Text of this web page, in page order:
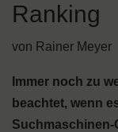
Ranking
von Rainer Meyer
Immer noch zu
beachtet, wenn
Suchmaschinen-